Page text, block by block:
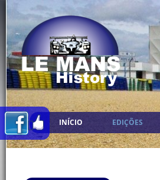
INÍCIO EDIÇÕES